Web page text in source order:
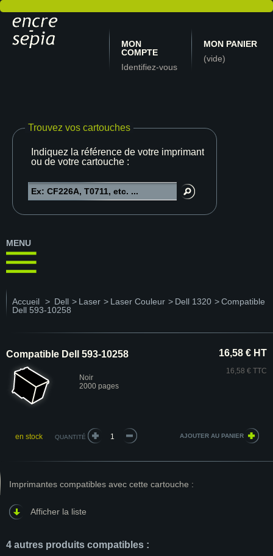
MON
COMPTE
Identifiez-vous
MON PANIER
(vide)
Trouvez vos cartouches
Indiquez la référence de votre imprimante
ou de votre cartouche :
MENU
Accueil > Dell > Laser > Laser Couleur > Dell 1320 >Compatible
Dell 593-10258
Compatible Dell 593-10258
Noir
2000 pages
16,58 € HT
16,58 € TTC
en stock QUANTITÉ
Imprimantes compatibles avec cette cartouche :
Afficher la liste
4 autres produits compatibles :